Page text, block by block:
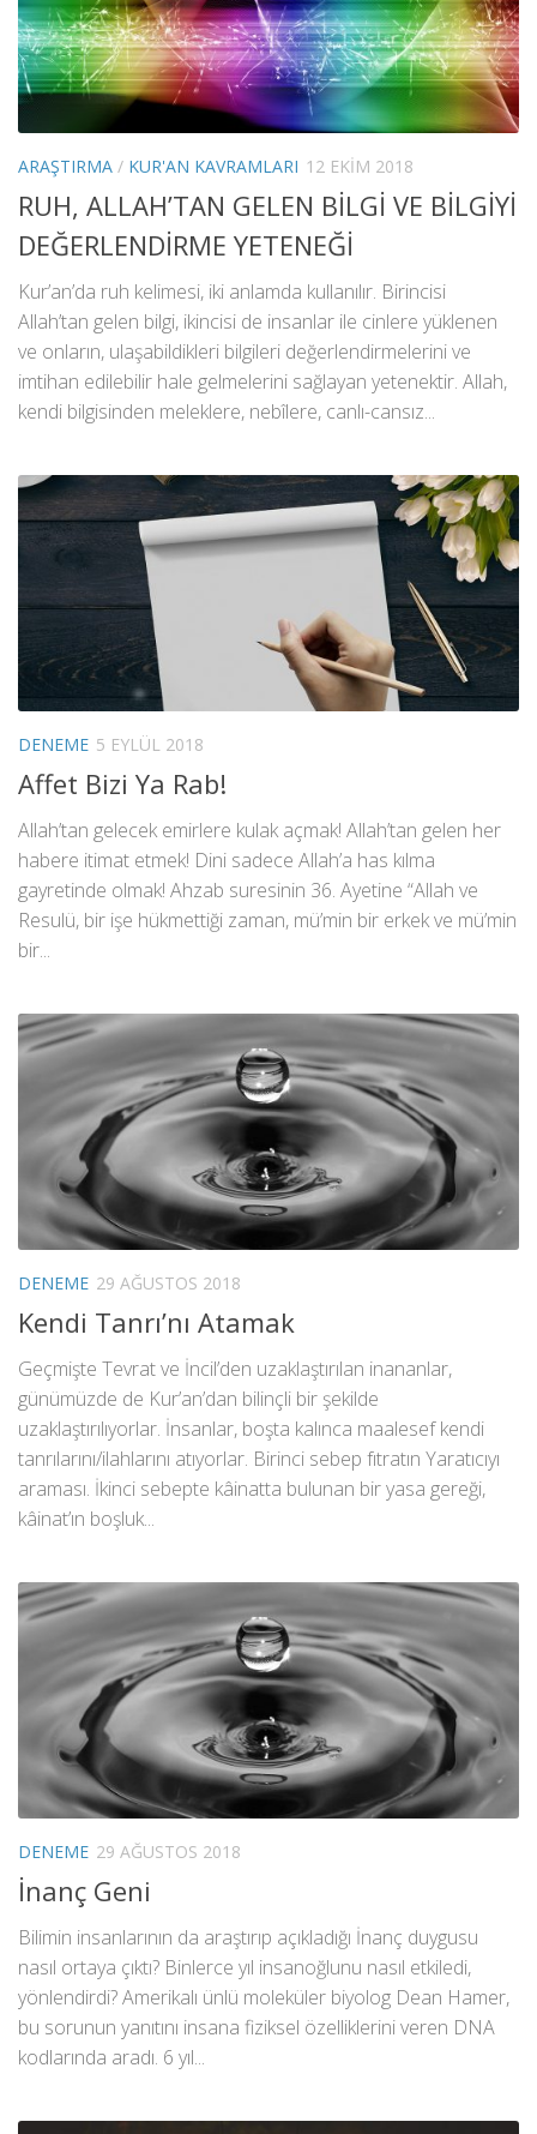
ARAŞTIRMA / KUR'AN KAVRAMLARI 12 EKIM 2018
RUH, ALLAH’TAN GELEN BİLGİ VE BİLGİYİ
DEĞERLENDİRME YETENEĞİ
Kur’an’da ruh kelimesi, iki anlamda kullanılır. Birincisi
Allah’tan gelen bilgi, ikincisi de insanlar ile cinlere yüklenen
ve onların, ulaşabildikleri bilgileri değerlendirmelerini ve
imtihan edilebilir hale gelmelerini sağlayan yetenektir. Allah,
kendi bilgisinden meleklere, nebîlere, canlı-cansız...
DENEME 5 EYLÜL 2018
Affet Bizi Ya Rab!
Allah’tan gelecek emirlere kulak açmak! Allah’tan gelen her
habere itimat etmek! Dini sadece Allah’a has kılma
gayretinde olmak! Ahzab suresinin 36. Ayetine “Allah ve
Resulü, bir işe hükmettiği zaman, mü’min bir erkek ve mü’min
bir...
DENEME 29 AĞUSTOS 2018
Kendi Tanrı’nı Atamak
Geçmişte Tevrat ve İncil’den uzaklaştırılan inananlar,
günümüzde de Kur’an’dan bilinçli bir şekilde
uzaklaştırılıyorlar. İnsanlar, boşta kalınca maalesef kendi
tanrılarını/ilahlarını atıyorlar. Birinci sebep fıtratın Yaratıcıyı
araması. İkinci sebepte kâinatta bulunan bir yasa gereği,
kâinat’ın boşluk...
DENEME 29 AĞUSTOS 2018
İnanç Geni
Bilimin insanlarının da araştırıp açıkladığı İnanç duygusu
nasıl ortaya çıktı? Binlerce yıl insanoğlunu nasıl etkiledi,
yönlendirdi? Amerikalı ünlü moleküler biyolog Dean Hamer,
bu sorunun yanıtını insana fiziksel özelliklerini veren DNA
kodlarında aradı. 6 yıl...